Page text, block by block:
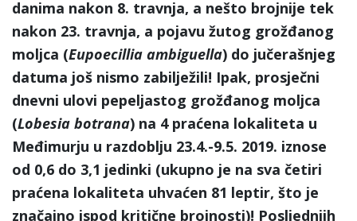
danima nakon 8. travnja, a nešto brojnije tek
nakon 23. travnja, a pojavu žutog grožđanog
moljca (Eupoecillia ambiguella) do jučerašnjeg
datuma još nismo zabilježili! Ipak, prosječni
dnevni ulovi pepeljastog grožđanog moljca
(Lobesia botrana) na 4 praćena lokaliteta u
Međimurju u razdoblju 23.4.-9.5. 2019. iznose
od 0,6 do 3,1 jedinki (ukupno je na sva četiri
praćena lokaliteta uhvaćen 81 leptir, što je
značajno ispod kritične brojnosti)! Posljednjih